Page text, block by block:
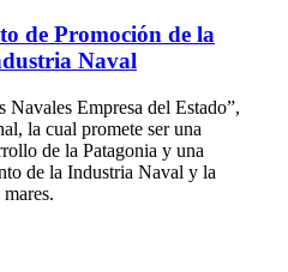
de Promoción de la
Naval
Navales Empresa del Estado”,
la cual promete ser una
de la Patagonia y una
de la Industria Naval y la